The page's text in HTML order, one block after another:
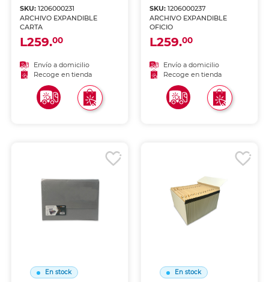
SKU:1206000231
ARCHIVO EXPANDIBLE
CARTA
L259.00
Envío a domicilio
Recoge en tienda
SKU: 1206000237
ARCHIVO EXPANDIBLE
OFICIO
L259.00
Envío a domicilio
Recoge en tienda
En stock En stock